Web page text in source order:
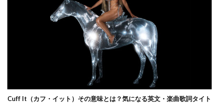
Cuff It（カフ・イット）その意味とは？気になる英文・楽曲歌詞タイト